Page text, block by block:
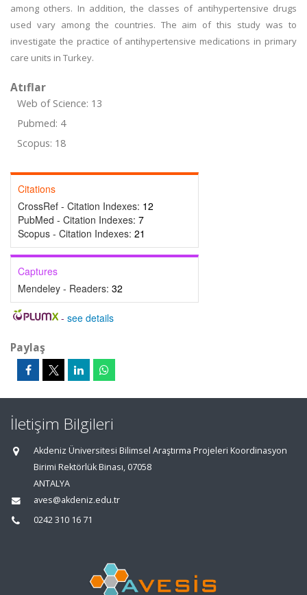
among others. In addition, the classes of antihypertensive drugs
used vary among the countries. The aim of this study was to
investigate the practice of antihypertensive medications in primary
care units in Turkey.
Atıflar
Web of Science: 13
Pubmed: 4
Scopus: 18
Citations
CrossRef - Citation Indexes: 12
PubMed - Citation Indexes: 7
Scopus - Citation Indexes: 21
Captures
Mendeley - Readers: 32
- see details
Paylaş
İletişim Bilgileri
Akdeniz Üniversitesi Bilimsel Araştırma Projeleri Koordinasyon
Birimi Rektörlük Binası, 07058
ANTALYA
aves@akdeniz.edu.tr
0242 310 16 71